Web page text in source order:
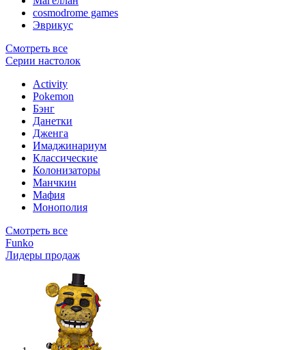
сosmodrome games
Эврикус
Смотреть все
Серии настолок
Activity
Pokemon
Бэнг
Данетки
Дженга
Имаджинариум
Классические
Колонизаторы
Манчкин
Мафия
Монополия
Смотреть все
Funko
Лидеры продаж